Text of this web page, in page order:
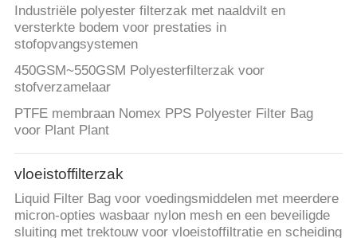
Industriële polyester filterzak met naaldvilt en
versterkte bodem voor prestaties in
stofopvangsystemen
450GSM~550GSM Polyesterfilterzak voor
stofverzamelaar
PTFE membraan Nomex PPS Polyester Filter Bag
voor Plant Plant
vloeistoffilterzak
Liquid Filter Bag voor voedingsmiddelen met meerdere
micron-opties wasbaar nylon mesh en een beveiligde
sluiting met trektouw voor vloeistoffiltratie en scheiding